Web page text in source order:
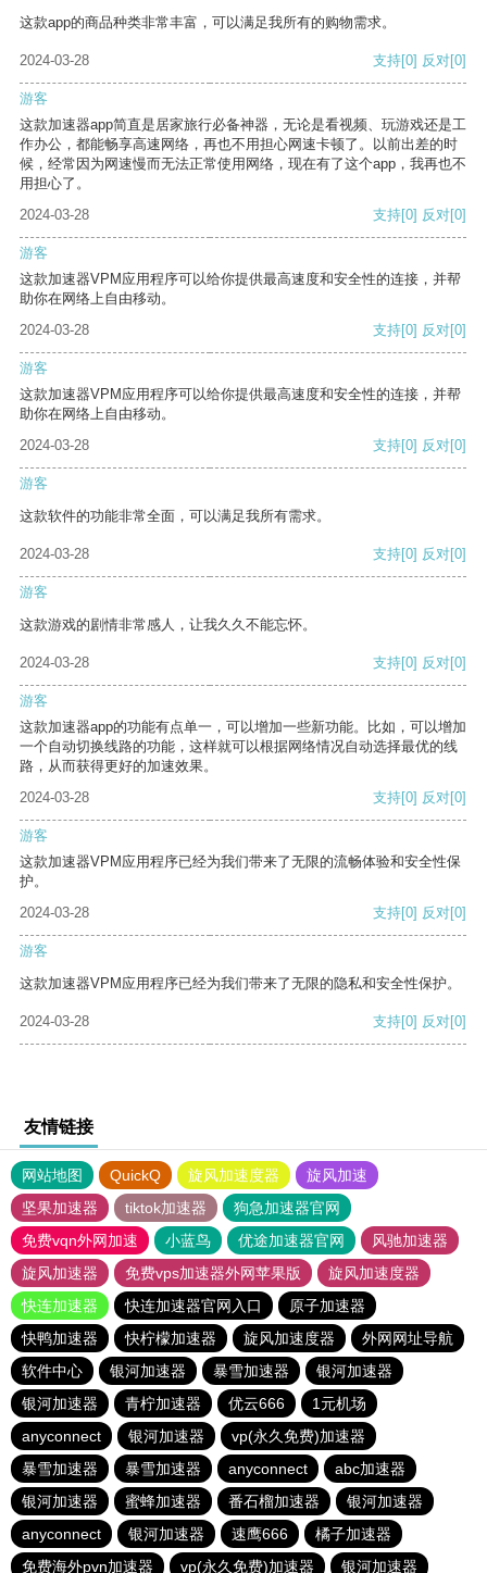
这款app的商品种类非常丰富，可以满足我所有的购物需求。
2024-03-28 支持[0] 反对[0]
游客
这款加速器app简直是居家旅行必备神器，无论是看视频、玩游戏还是工
作办公，都能畅享高速网络，再也不用担心网速卡顿了。以前出差的时
候，经常因为网速慢而无法正常使用网络，现在有了这个app，我再也不
用担心了。
2024-03-28
支持[0] 反对[0]
游客
这款加速器VPM应用程序可以给你提供最高速度和安全性的连接，并帮
助你在网络上自由移动。
2024-03-28
支持[0] 反对[0]
游客
这款加速器VPM应用程序可以给你提供最高速度和安全性的连接，并帮
助你在网络上自由移动。
2024-03-28
支持[0] 反对[0]
游客
这款软件的功能非常全面，可以满足我所有需求。
2024-03-28 支持[0] 反对[0]
游客
这款游戏的剧情非常感人，让我久久不能忘怀。
2024-03-28 支持[0] 反对[0]
游客
这款加速器app的功能有点单一，可以增加一些新功能。比如，可以增加
一个自动切换线路的功能，这样就可以根据网络情况自动选择最优的线
路，从而获得更好的加速效果。
2024-03-28
支持[0] 反对[0]
游客
这款加速器VPM应用程序已经为我们带来了无限的流畅体验和安全性保
护。
2024-03-28
支持[0] 反对[0]
游客
这款加速器VPM应用程序已经为我们带来了无限的隐私和安全性保护。
2024-03-28 支持[0] 反对[0]
友情链接
网站地图 QuickQ 旋风加速度器
旋风加速
坚果加速器
tiktok加速器
狗急加速器官网
免费vqn外网加速
小蓝鸟 优途加速器官网
风驰加速器
旋风加速器
免费vps加速器外网苹果版
旋风加速度器
快连加速器
快连加速器官网入口
原子加速器
快鸭加速器
快柠檬加速器 旋风加速度器
外网网址导航
软件中心
银河加速器 暴雪加速器
银河加速器
银河加速器
青柠加速器 优云666
1元机场
anyconnect
银河加速器
vp(永久免费)加速器
暴雪加速器
暴雪加速器 anyconnect
abc加速器
银河加速器
蜜蜂加速器 番石榴加速器
银河加速器
anyconnect
银河加速器 速鹰666
橘子加速器
免费海外pvn加速器
vp(永久免费)加速器 银河加速器